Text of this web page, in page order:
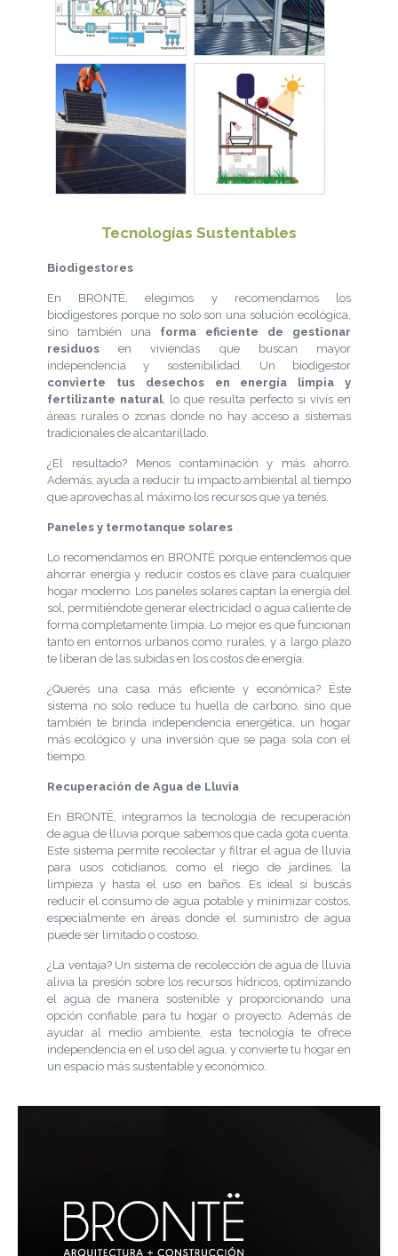
Tecnologías Sustentables
Biodigestores
En BRONTË, elegimos y recomendamos los
biodigestores porque no solo son una solución ecológica,
sino también una forma eficiente de gestionar
residuos en viviendas que buscan mayor
independencia y sostenibilidad. Un biodigestor
convierte tus desechos en energía limpia y
fertilizante natural, lo que resulta perfecto si vivís en
áreas rurales o zonas donde no hay acceso a sistemas
tradicionales de alcantarillado.
¿El resultado? Menos contaminación y más ahorro.
Además, ayuda a reducir tu impacto ambiental al tiempo
que aprovechas al máximo los recursos que ya tenés.
Paneles y termotanque solares
Lo recomendamos en BRONTË porque entendemos que
ahorrar energía y reducir costos es clave para cualquier
hogar moderno. Los paneles solares captan la energía del
sol, permitiéndote generar electricidad o agua caliente de
forma completamente limpia. Lo mejor es que funcionan
tanto en entornos urbanos como rurales, y a largo plazo
te liberan de las subidas en los costos de energía.
¿Querés una casa más eficiente y económica? Éste
sistema no solo reduce tu huella de carbono, sino que
también te brinda independencia energética, un hogar
más ecológico y una inversión que se paga sola con el
tiempo.
Recuperación de Agua de Lluvia
En BRONTË, integramos la tecnología de recuperación
de agua de lluvia porque sabemos que cada gota cuenta.
Este sistema permite recolectar y filtrar el agua de lluvia
para usos cotidianos, como el riego de jardines, la
limpieza y hasta el uso en baños. Es ideal si buscás
reducir el consumo de agua potable y minimizar costos,
especialmente en áreas donde el suministro de agua
puede ser limitado o costoso.
¿La ventaja? Un sistema de recolección de agua de lluvia
alivia la presión sobre los recursos hídricos, optimizando
el agua de manera sostenible y proporcionando una
opción confiable para tu hogar o proyecto. Además de
ayudar al medio ambiente, esta tecnología te ofrece
independencia en el uso del agua, y convierte tu hogar en
un espacio más sustentable y económico.